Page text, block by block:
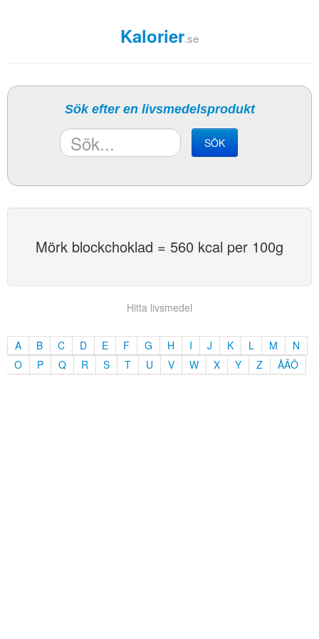
Kalorier.se
Sök efter en livsmedelsprodukt
SÖK
Mörk blockchoklad = 560 kcal per 100g
Hitta livsmedel
A B C D E F G H I J K L M
N
O
P Q R S T U V W X Y Z ÅÄÖ